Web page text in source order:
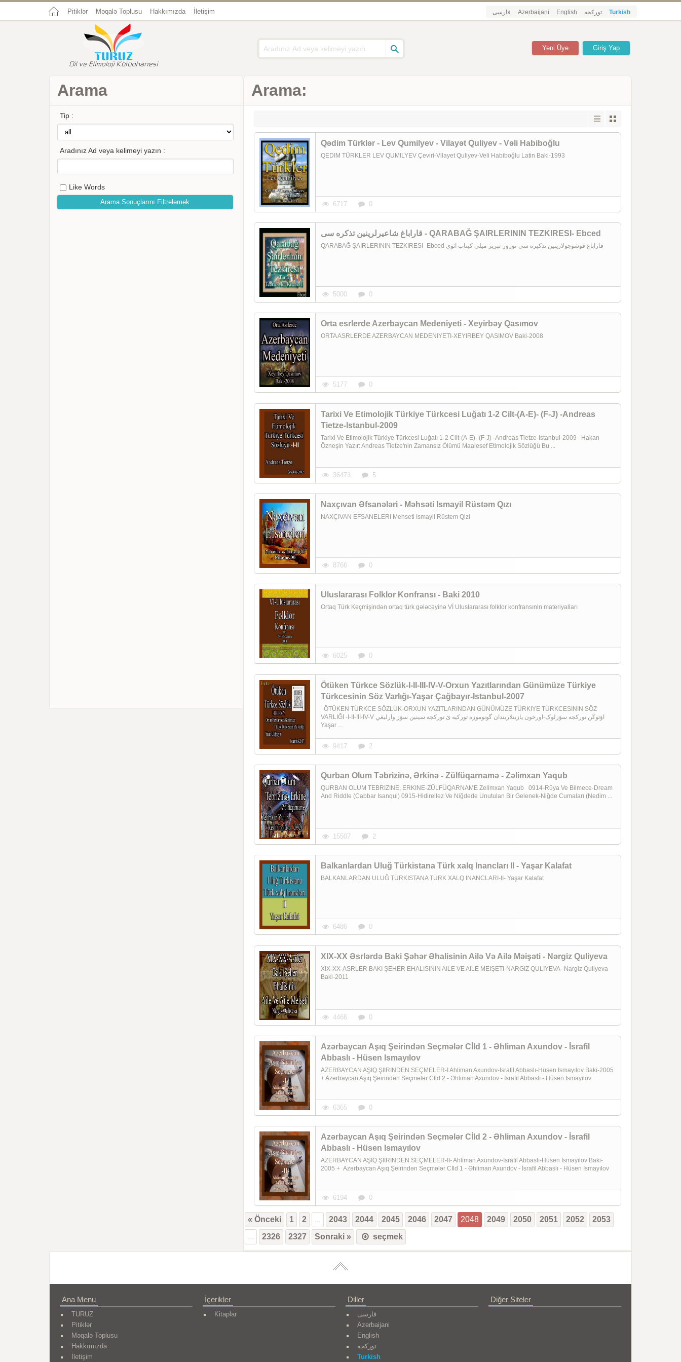
Pitiklər Məqalə Toplusu Hakkımızda İletişim فارسی Azerbaijani English تورکجه Turkish
Giriş Yap
Yeni Üye
Arama:
Qədim Türklər - Lev Qumilyev - Vilayət Quliyev - Vəli Habiboğlu
QEDIM TÜRKLER LEV QUMILYEV Çeviri-Vilayet Quliyev-Veli Habiboğlu Latin Baki-1993
6717 0
قاراباغ شاعیرلرینین تذکره سی - QARABAĞ ŞAIRLERININ TEZKIRESI- Ebced
5000 0
Orta esrlerde Azerbaycan Medeniyeti - Xeyirbəy Qasımov
ORTA ASRLERDE AZERBAYCAN MEDENIYETI-XEYIRBEY QASIMOV Baki-2008
5177 0
Tarixi Ve Etimolojik Türkiye Türkcesi Luğatı 1-2 Cilt-(A-E)- (F-J) -Andreas
Tietze-Istanbul-2009
Tarixi Ve Etimolojik Türkiye Türkcesi Luğatı 1-2 Cilt-(A-E)- (F-J) -Andreas Tietze-Istanbul-2009 Hakan
Özneşin Yazır: Andreas Tietze'nin Zamansız Ölümü Maalesef Etimolojik Sözlüğü Bu ...
36473 5
Naxçıvan Əfsanələri - Məhsəti Ismayil Rüstəm Qızı
NAXÇIVAN EFSANELERI Mehseti Ismayil Rüstem Qizi
8766 0
Uluslararası Folklor Konfransı - Baki 2010
Ortaq Türk Keçmişindən ortaq türk gələcəyinə Vİ Uluslararası folklor konfransınln materiyalları
6025 0
Ötüken Türkce Sözlük-I-II-III-IV-V-Orxun Yazıtlarından Günümüze Türkiye
Türkcesinin Söz Varlığı-Yaşar Çağbayır-Istanbul-2007
ÖTÜKEN TÜRKCE SÖZLÜK-ORXUN YAZITLARINDAN GÜNÜMÜZE TÜRKIYE TÜRKCESININ SÖZ
VARLIĞI -I-II-III-IV-V اؤتوکَن تورکجه سؤزلوک-اورخون يازيتلاريندان گونوموزه تورکيه ئ تورکجه سينين سؤز وارليغي
Yaşar ...
9417 2
Qurban Olum Təbrizinə, Ərkinə - Zülfüqarnamə - Zəlimxan Yaqub
QURBAN OLUM TEBRIZINE, ERKINE-ZÜLFÜQARNAME Zelimxan Yaqub 0914-Rüya Ve Bilmece-Dream
And Riddle (Cabbar Isanqul) 0915-Hidirellez Ve Niğdede Unutulan Bir Gelenek-Niğde Cumaları (Nedim ...
15507 2
Balkanlardan Uluğ Türkistana Türk xalq Inancları II - Yaşar Kalafat
BALKANLARDAN ULUĞ TÜRKISTANA TÜRK XALQ INANCLARI-II- Yaşar Kalafat
6486 0
XIX-XX Əsrlərdə Baki Şəhər Əhalisinin Ailə Və Ailə Məişəti - Nərgiz Quliyeva
XIX-XX-ASRLER BAKI ŞEHER EHALISININ AILE VE AILE MEIŞETI-NARGIZ QULIYEVA- Nargiz Quliyeva
Baki-2011
4466 0
Azərbaycan Aşıq Şeirindən Seçmələr Cİld 1 - Əhliman Axundov - İsrafil
Abbaslı - Hüsen Ismayılov
AZERBAYCAN AŞIQ ŞIIRINDEN SEÇMELER-I Ahliman Axundov-Israfil Abbaslı-Hüsen Ismayılov Baki-2005
+ Azərbaycan Aşıq Şeirindən Seçmələr Cİld 2 - Əhliman Axundov - İsrafil Abbaslı - Hüsen Ismayılov
6365 0
Azərbaycan Aşıq Şeirindən Seçmələr Cİld 2 - Əhliman Axundov - İsrafil
Abbaslı - Hüsen Ismayılov
AZERBAYCAN AŞIQ ŞIIRINDEN SEÇMELER-II- Ahliman Axundov-Israfil Abbaslı-Hüsen Ismayılov Baki-
2005 + Azərbaycan Aşıq Şeirindən Seçmələr Cİld 1 - Əhliman Axundov - İsrafil Abbaslı - Hüsen Ismayılov
6194 0
« Önceki 1 2 ... 2043 2044 2045 2046 2047 2048 2049 2050 2051 2052
2053
...
2326 2327 Sonraki » seçmek
Arama
Tip :
Aradınız Ad veya kelimeyi yazın :
Like Words
Diğer Siteler
Diller
فارسی
Azerbaijani
English
تورکجه
Turkish
İçerikler
Kitaplar
Ana Menu
TURUZ
Pitiklər
Məqalə Toplusu
Hakkımızda
İletişim